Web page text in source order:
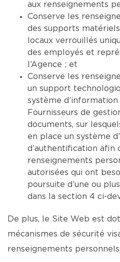
aux renseignements
Conserve les
des supports
locaux verrouillés
des employés et
l’Agence ; et
Conserve les
un support
système
Fournisseurs de
documents, sur
en place un système
d’authentification afin
renseignements
autorisées qui ont
poursuite d’une ou
dans la section 4 ci-
De plus, le Site Web est
mécanismes de sécurité
renseignements